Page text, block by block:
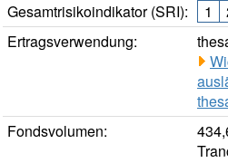
Gesamtrisikoindikator (SRI):
1
Ertragsverwendung:
Fondsvolumen: